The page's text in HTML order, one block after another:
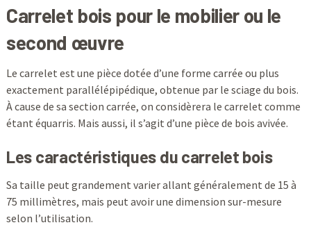
Carrelet bois pour le mobilier ou le
second œuvre
Le carrelet est une pièce dotée d’une forme carrée ou plus
exactement parallélépipédique, obtenue par le sciage du bois.
À cause de sa section carrée, on considèrera le carrelet comme
étant équarris. Mais aussi, il s’agit d’une pièce de bois avivée.
Les caractéristiques du carrelet bois
Sa taille peut grandement varier allant généralement de 15 à
75 millimètres, mais peut avoir une dimension sur-mesure
selon l’utilisation.